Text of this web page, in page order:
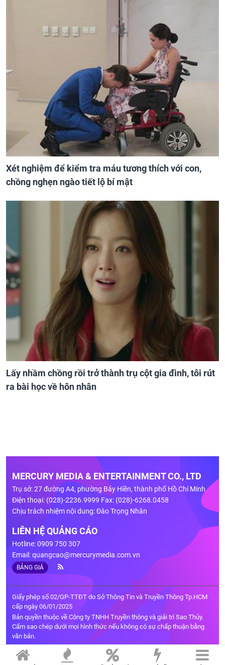
Xét nghiệm để kiểm tra máu tương thích với con,
chồng nghẹn ngào tiết lộ bí mật
Lấy nhầm chồng rồi trở thành trụ cột gia đình, tôi rút
ra bài học về hôn nhân
MERCURY MEDIA & ENTERTAINMENT CO., LTD
Trụ sở: 27 đường A4, phường Bảy Hiền, thành phố Hồ Chí Minh
Điện thoại: (028)-2236.9999 Fax: (028)-6268.0458
Chịu trách nhiệm nội dung: Đào Trọng Nhân
LIÊN HỆ QUẢNG CÁO
Hotline: 0909 750 307
Email:quangcao@mercurymedia.com.vn
BẢNG GIÁ
Giấy phép số 02/GP-TTĐT do Sở Thông Tin và Truyền Thông Tp.HCM
cấp ngày 06/01/2025
Bản quyền thuộc về Công ty TNHH Truyền thông và giải trí Sao Thủy.
Cấm sao chép dưới mọi hình thức nếu không có sự chấp thuận bằng
văn bản.